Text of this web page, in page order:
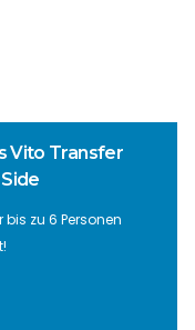
Exklusivangebot: VIP-
Antalya Flughafen
Transfer für nur 30€ pro